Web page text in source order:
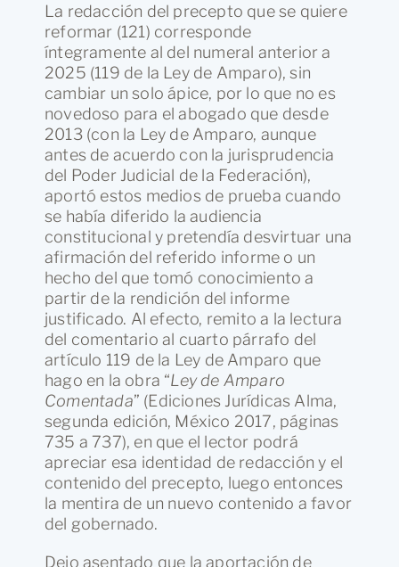
La redacción del precepto que se quiere
reformar (121) corresponde
íntegramente al del numeral anterior a
2025 (119 de la Ley de Amparo), sin
cambiar un solo ápice, por lo que no es
novedoso para el abogado que desde
2013 (con la Ley de Amparo, aunque
antes de acuerdo con la jurisprudencia
del Poder Judicial de la Federación),
aportó estos medios de prueba cuando
se había diferido la audiencia
constitucional y pretendía desvirtuar una
afirmación del referido informe o un
hecho del que tomó conocimiento a
partir de la rendición del informe
justificado. Al efecto, remito a la lectura
del comentario al cuarto párrafo del
artículo 119 de la Ley de Amparo que
hago en la obra “Ley de Amparo
Comentada” (Ediciones Jurídicas Alma,
segunda edición, México 2017, páginas
735 a 737), en que el lector podrá
apreciar esa identidad de redacción y el
contenido del precepto, luego entonces
la mentira de un nuevo contenido a favor
del gobernado.
Dejo asentado que la aportación de